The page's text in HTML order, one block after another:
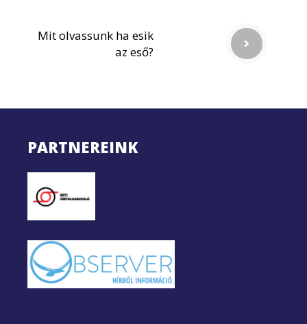
Mit olvassunk ha esik
az eső?
PARTNEREINK